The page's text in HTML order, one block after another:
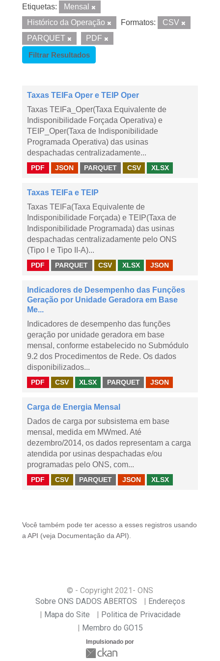
Etiquetas:
Mensal
Histórico da Operação
Formatos:
CSV
PARQUET
PDF
Filtrar Resultados
Taxas TEIFa Oper e TEIP Oper
Taxas TEIFa_Oper(Taxa Equivalente de
Indisponibilidade Forçada Operativa) e
TEIP_Oper(Taxa de Indisponibilidade
Programada Operativa) das usinas
despachadas centralizadamente...
PDF JSON PARQUET CSV XLSX
Taxas TEIFa e TEIP
Taxas TEIFa(Taxa Equivalente de
Indisponibilidade Forçada) e TEIP(Taxa de
Indisponibilidade Programada) das usinas
despachadas centralizadamente pelo ONS
(Tipo I e Tipo II-A)...
PDF PARQUET CSV XLSX JSON
Indicadores de Desempenho das Funções
Geração por Unidade Geradora em Base
Me...
Indicadores de desempenho das funções
geração por unidade geradora em base
mensal, conforme estabelecido no Submódulo
9.2 dos Procedimentos de Rede. Os dados
disponibilizados...
PDF CSV XLSX PARQUET JSON
Carga de Energia Mensal
Dados de carga por subsistema em base
mensal, medida em MWmed. Até
dezembro/2014, os dados representam a carga
atendida por usinas despachadas e/ou
programadas pelo ONS, com...
PDF CSV PARQUET JSON XLSX
Você também pode ter acesso a esses registros usando
a API (veja Documentação da API ).
© - Copyright 2021 - ONS
Sobre ONS DADOS ABERTOS
Endereços
Mapa do Site
Politica de Privacidade
Membro do GO15
Impulsionado por